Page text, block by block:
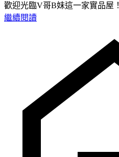
歡迎光臨V哥B妹這一家實品屋！
繼續閱讀